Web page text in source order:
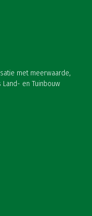
met meerwaarde,
en Tuinbouw